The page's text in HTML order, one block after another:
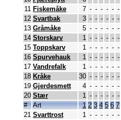
11 Fiskemåke 7 - - - - - -
12 Svartbak 3 - - - - - -
13 Gråmåke 5 - - - - - -
14 Storskarv 1 - - - - - -
15 Toppskarv 1 - - - - - -
16 Spurvehauk 1 - - - - - -
17 Vandrefalk 1 - - - - - -
18 Kråke 30 - - - - - -
19 Gjerdesmett 4 - - - - - -
20 Stær 1 - - - - - -
#
Art 1 2 3 4 5 6 7
21 Svarttrost 1 - - - - - -